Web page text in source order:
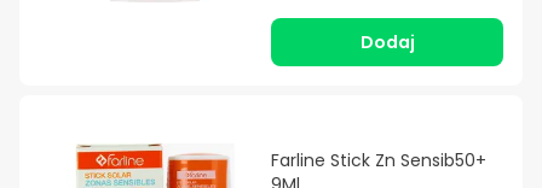
Dodaj
Farline Stick Zn Sensib50+